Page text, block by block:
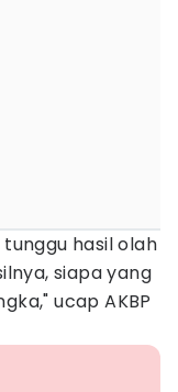
hasil olah
siapa yang
ucap AKBP